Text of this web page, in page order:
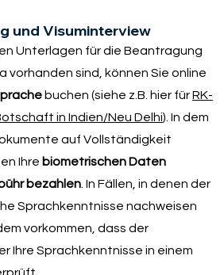
und Visuminterview
Unterlagen für die Beantragung
vorhanden sind, können Sie online
buchen (siehe z.B. hier fürRK-
in Indien/Neu Delhi). In dem
auf Vollständigkeit
Ihre biometrischen Daten
bezahlen. In Fällen, in denen der
Sprachkenntnisse nachweisen
vorkommen, dass der
Ihre Sprachkenntnisse in einem